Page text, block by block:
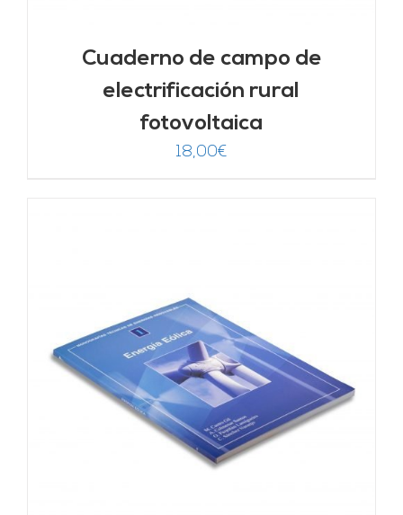
Cuaderno de campo de
electrificación rural
fotovoltaica
18,00€